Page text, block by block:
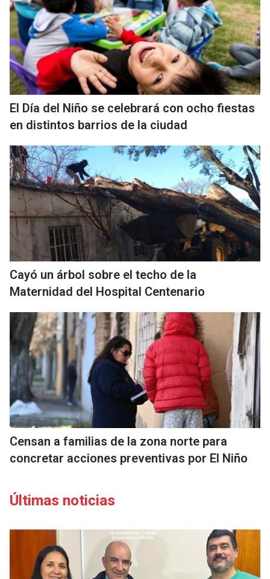
El Día del Niño se celebrará con ocho fiestas
en distintos barrios de la ciudad
Cayó un árbol sobre el techo de la
Maternidad del Hospital Centenario
Censan a familias de la zona norte para
concretar acciones preventivas por El Niño
Últimas noticias